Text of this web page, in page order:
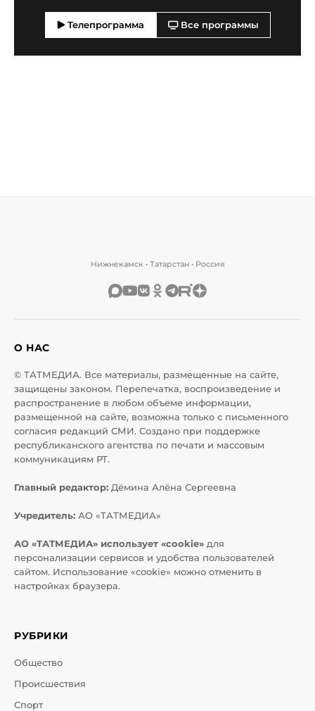
Телепрограмма Все программы
Нижнекамск • Татарстан • Россия
О НАС
© ТАТМЕДИА. Все материалы, размещенные на сайте,
защищены законом. Перепечатка, воспроизведение и
распространение в любом объеме информации,
размещенной на сайте, возможна только с письменного
согласия редакций СМИ. Создано при поддержке
республиканского агентства по печати и массовым
коммуникациям РТ.
Главный редактор: Дёмина Алёна Сергеевна
Учредитель: АО «ТАТМЕДИА»
АО «ТАТМЕДИА» использует «cookie» для
персонализации сервисов и удобства пользователей
сайтом. Использование «cookie» можно отменить в
настройках браузера.
РУБРИКИ
Общество
Происшествия
Спорт